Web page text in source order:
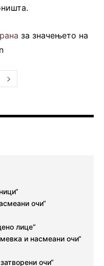
за значењето на
очи“
лице“
и насмеани очи“
очи“